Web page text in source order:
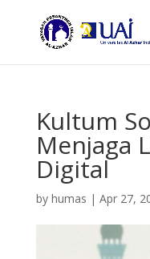
Kultum
Menjaga
Digital
by humas | Apr 27,